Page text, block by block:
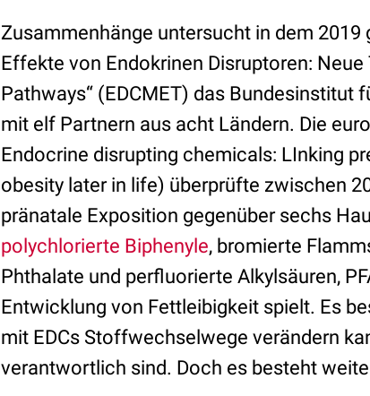
Zusammenhänge untersucht in dem 2019
Effekte von Endokrinen Disruptoren:
Pathways“ (EDCMET) das
mit elf Partnern aus acht Ländern. Die
Endocrine disrupting chemicals: LInking
obesity later in life) überprüfte zwischen
pränatale Exposition gegenüber sechs
polychlorierte Biphenyle, bromierte
Phthalate und perfluorierte Alkylsäuren,
Entwicklung von Fettleibigkeit spielt. Es
mit EDCs Stoffwechselwege verändern
verantwortlich sind. Doch es besteht